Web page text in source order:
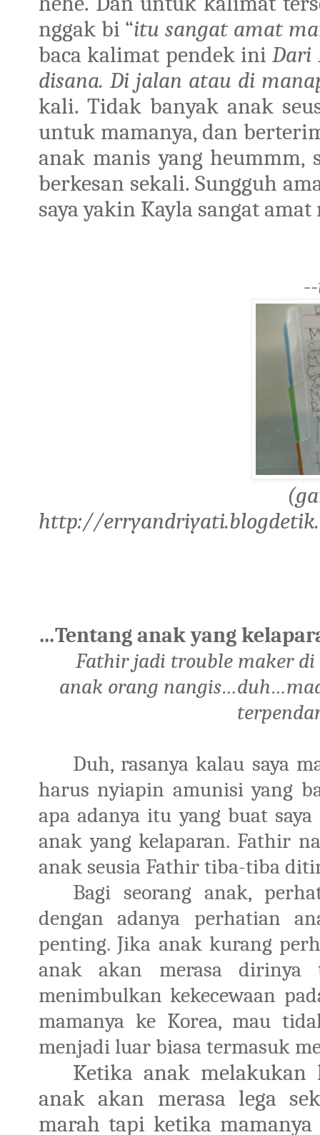
nggak bi “itu sangat amat
baca kalimat pendek iniDari
disana. Di jalan atau di
kali. Tidak banyak anak
untuk mamanya, dan
anak manis yang heummm,
berkesan sekali. Sungguh
saya yakin Kayla sangat
http://
…Tentang anak yang
Fathir jadi trouble maker
anak orang
Duh, rasanya kalau saya
harus nyiapin amunisi yang
apa adanya itu yang buat
anak yang kelaparan. Fathir
anak seusia Fathir tiba-tiba
Bagi seorang anak,
dengan adanya perhatian
penting. Jika anak kurang
anak akan merasa
menimbulkan kekecewaan
mamanya ke Korea, mau
menjadi luar biasa termasuk
Ketika anak
anak akan merasa lega
marah tapi ketika